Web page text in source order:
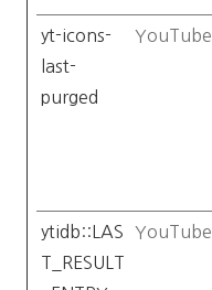
yt-icons-
last-
purged
YouTube
ytidb::LAS
T_RESULT
YouTube